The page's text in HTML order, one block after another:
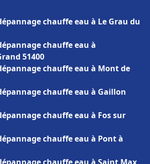
chauffe eau à Le Grau du
chauffe eau à
51400
chauffe eau à Mont de
chauffe eau à Gaillon
chauffe eau à Fos sur
chauffe eau à Pont à